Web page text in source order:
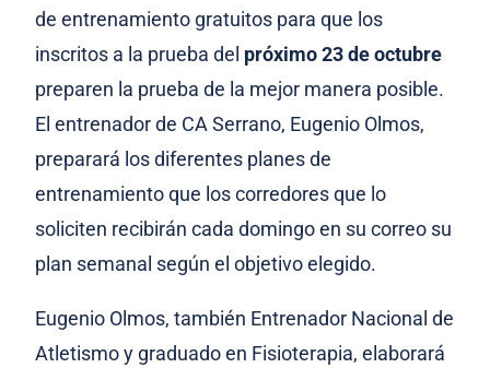
de entrenamiento gratuitos para que los
inscritos a la prueba del próximo 23 de octubre
preparen la prueba de la mejor manera posible.
El entrenador de CA Serrano, Eugenio Olmos,
preparará los diferentes planes de
entrenamiento que los corredores que lo
soliciten recibirán cada domingo en su correo su
plan semanal según el objetivo elegido.
Eugenio Olmos, también Entrenador Nacional de
Atletismo y graduado en Fisioterapia, elaborará